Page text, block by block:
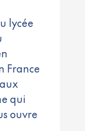
lycée
France
qui
ouvre